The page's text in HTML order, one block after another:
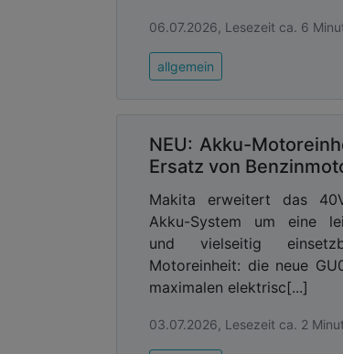
06.07.2026, Lesezeit ca. 6
allgemein
NEU: Akku-
Ersatz von
Makita erweitert das
Akku-System um eine
und vielseitig
Motoreinheit: die neue
maximalen elektrisc[...]
03.07.2026, Lesezeit ca. 2